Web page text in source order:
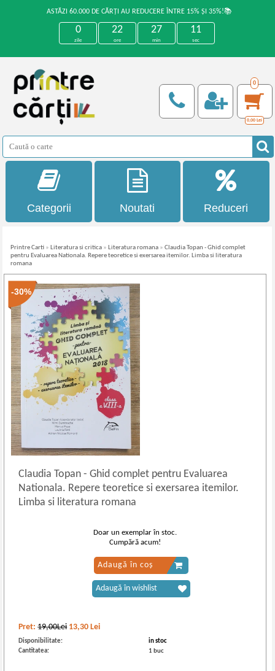
ASTĂZI 60.000 DE CĂRȚI AU REDUCERE ÎNTRE 15% ȘI 35%!📚
0
zile
22
ore
27
min
10
sec
0
0,00 Lei
Categorii Noutati Reduceri
Printre Carti » Literatura si critica » Literatura romana »Claudia Topan - Ghid complet
pentru Evaluarea Nationala. Repere teoretice si exersarea itemilor. Limba si literatura
romana
-30%
Claudia Topan- Ghid complet pentru Evaluarea
Nationala. Repere teoretice si exersarea itemilor.
Limba si literatura romana
Pret:19,00Lei 13,30 Lei
Disponibilitate:
in stoc
Cantitatea:
1 buc
Doar un exemplar în stoc.
Cumpără acum!
Adaugă în coș
Adaugă în wishlist